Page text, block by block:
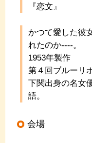
『恋文』
かつて愛した彼
れたのか----。
1953年製作
第４回ブルーリ
下関出身の名女
語。
会場